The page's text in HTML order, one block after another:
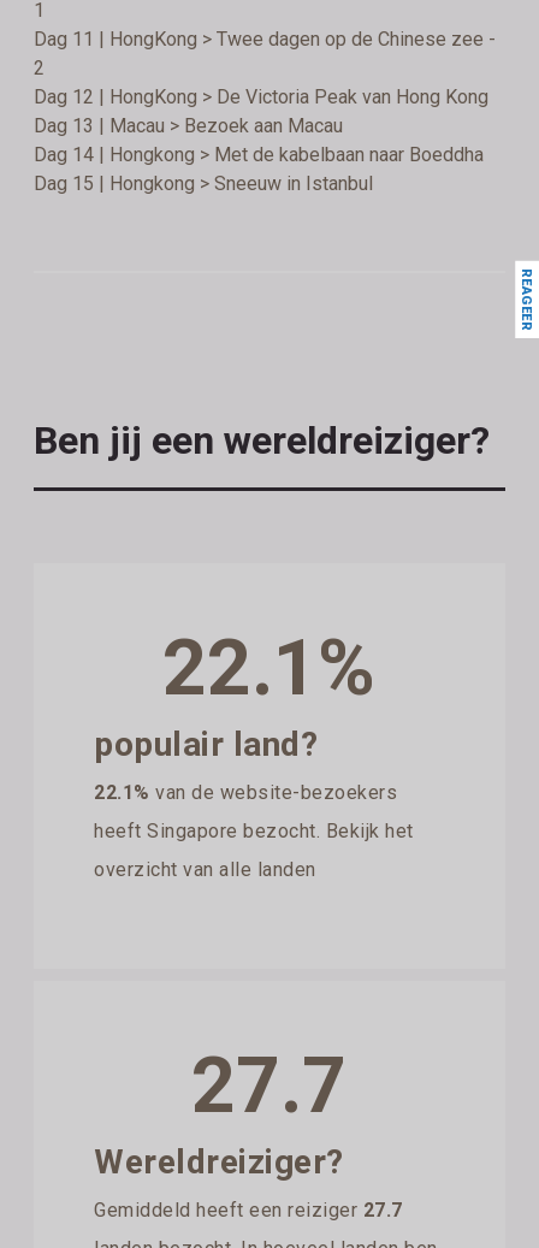
1
Dag 11 | HongKong > Twee dagen op de Chinese zee -
2
Dag 12 | HongKong > De Victoria Peak van Hong Kong
Dag 13 | Macau > Bezoek aan Macau
Dag 14 | Hongkong > Met de kabelbaan naar Boeddha
Dag 15 | Hongkong > Sneeuw in Istanbul
Ben jij een wereldreiziger?
22.1%
populair land?
22.1% van de website-bezoekers
heeft Singapore bezocht. Bekijk het
overzicht van alle landen
27.7
Wereldreiziger?
Gemiddeld heeft een reiziger 27.7
REAGEER